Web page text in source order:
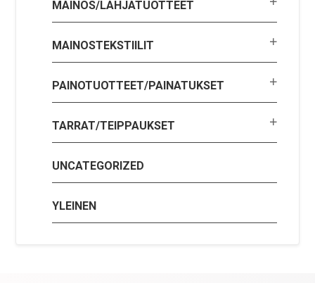
MAINOS/LAHJATUOTTEET
MAINOSTEKSTIILIT
PAINOTUOTTEET/PAINATUKSET
TARRAT/TEIPPAUKSET
UNCATEGORIZED
YLEINEN